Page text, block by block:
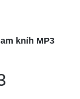
kníh MP3